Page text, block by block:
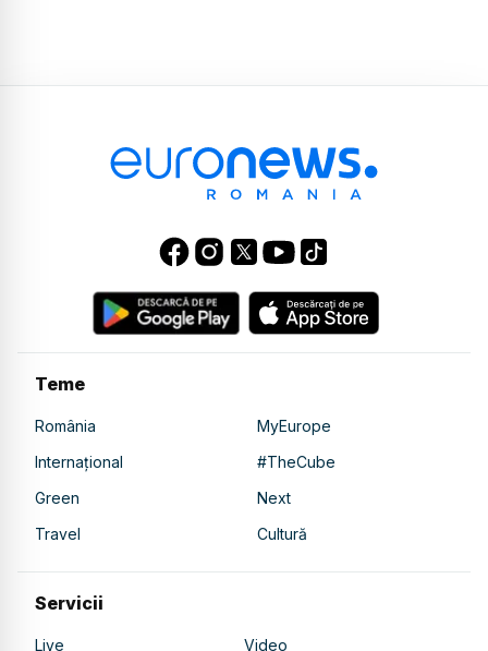
Teme
România
MyEurope
Internațional
#TheCube
Green
Next
Travel
Cultură
Servicii
Live Video